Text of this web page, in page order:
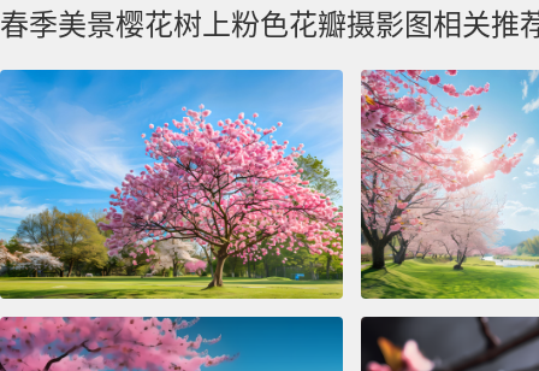
春季美景樱花树上粉色花瓣摄影图相关推